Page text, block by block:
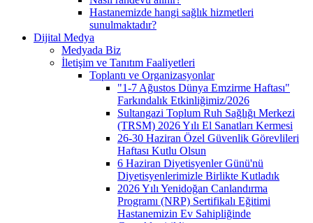
Hastanemizde hangi sağlık hizmetleri
sunulmaktadır?
Dijital Medya
Medyada Biz
İletişim ve Tanıtım Faaliyetleri
Toplantı ve Organizasyonlar
"1-7 Ağustos Dünya Emzirme Haftası"
Farkındalık Etkinliğimiz/2026
Sultangazi Toplum Ruh Sağlığı Merkezi
(TRSM) 2026 Yılı El Sanatları Kermesi
26-30 Haziran Özel Güvenlik Görevlileri
Haftası Kutlu Olsun
6 Haziran Diyetisyenler Günü'nü
Diyetisyenlerimizle Birlikte Kutladık
2026 Yılı Yenidoğan Canlandırma
Programı (NRP) Sertifikalı Eğitimi
Hastanemizin Ev Sahipliğinde